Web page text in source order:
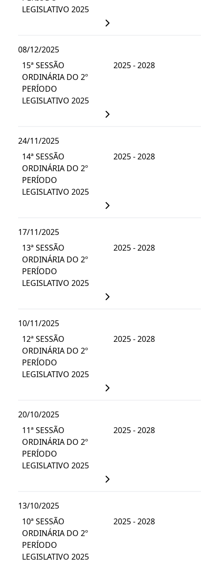
LEGISLATIVO 2025
08/12/2025
15ª SESSÃO
ORDINÁRIA DO 2º
PERÍODO
LEGISLATIVO 2025
2025 - 2028
24/11/2025
14ª SESSÃO
ORDINÁRIA DO 2º
PERÍODO
LEGISLATIVO 2025
2025 - 2028
17/11/2025
13ª SESSÃO
ORDINÁRIA DO 2º
PERÍODO
LEGISLATIVO 2025
2025 - 2028
10/11/2025
12ª SESSÃO
ORDINÁRIA DO 2º
PERÍODO
LEGISLATIVO 2025
2025 - 2028
20/10/2025
11ª SESSÃO
ORDINÁRIA DO 2º
PERÍODO
LEGISLATIVO 2025
2025 - 2028
13/10/2025
10ª SESSÃO
ORDINÁRIA DO 2º
PERÍODO
LEGISLATIVO 2025
2025 - 2028